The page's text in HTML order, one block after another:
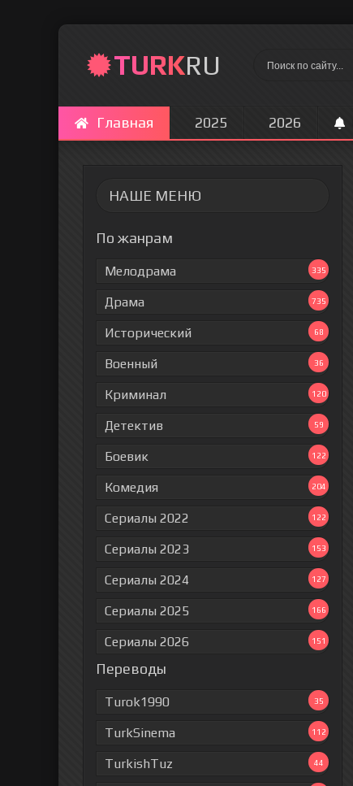
TURKRU
Главная 2025 2026
НАШЕ МЕНЮ
По жанрам
Мелодрама 335
Драма 735
Исторический 68
Военный 36
Криминал 120
Детектив 59
Боевик 122
Комедия 204
Сериалы 2022 122
Сериалы 2023 153
Сериалы 2024 127
Сериалы 2025 166
Сериалы 2026 151
Переводы
Turok1990 35
TurkSinema 112
TurkishTuz 44